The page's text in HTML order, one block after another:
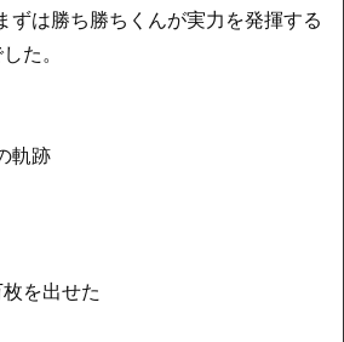
ずは勝ち勝ちくんが実力を発揮する
た。
軌跡
を出せた